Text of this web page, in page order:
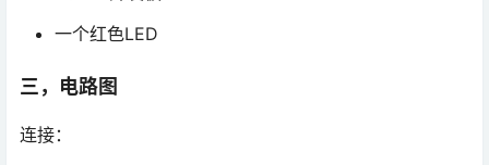
一个红色LED
三，电路图
连接：